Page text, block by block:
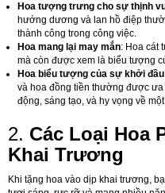
Hoa tượng trưng cho sự thịnh
hướng dương và lan hồ điệp
thành công trong công việc.
Hoa mang lại may mắn: Hoa cát
mà còn được xem là biểu tượng
Hoa biểu tượng của sự khởi
và hoa đồng tiền thường được
động, sáng tạo, và hy vọng về
2. Các Loại Hoa
Khai Trương
Khi tặng hoa vào dịp khai trương,